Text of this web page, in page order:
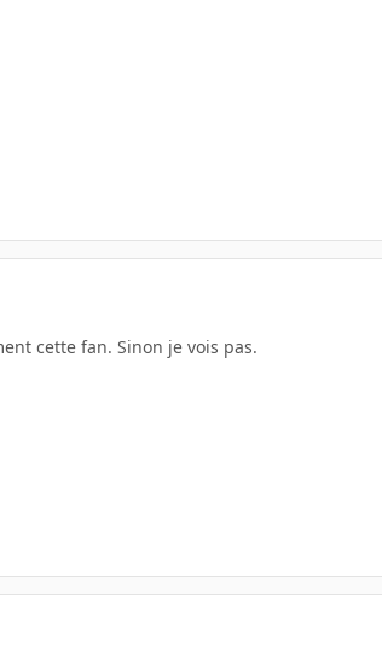
cette fan. Sinon je vois pas.